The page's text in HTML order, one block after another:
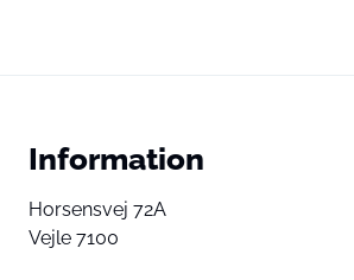
Information
Horsensvej 72A
Vejle 7100